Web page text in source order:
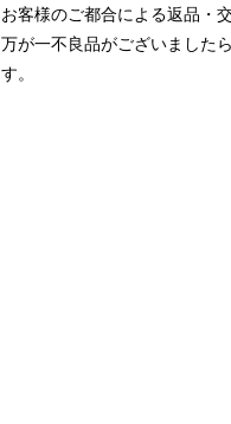
お客様のご都合による返品・
万が一不良品がございました
す。